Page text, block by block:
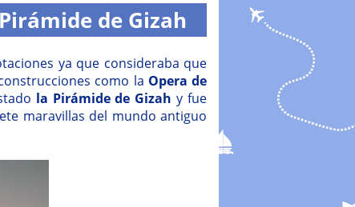
de Gizah
ya que consideraba que
como la Opera de
la Pirámide de Gizah y fue
maravillas del mundo antiguo